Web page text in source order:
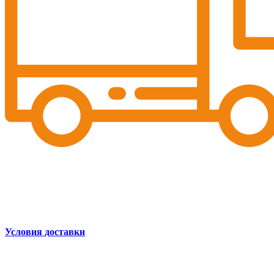
Условия доставки